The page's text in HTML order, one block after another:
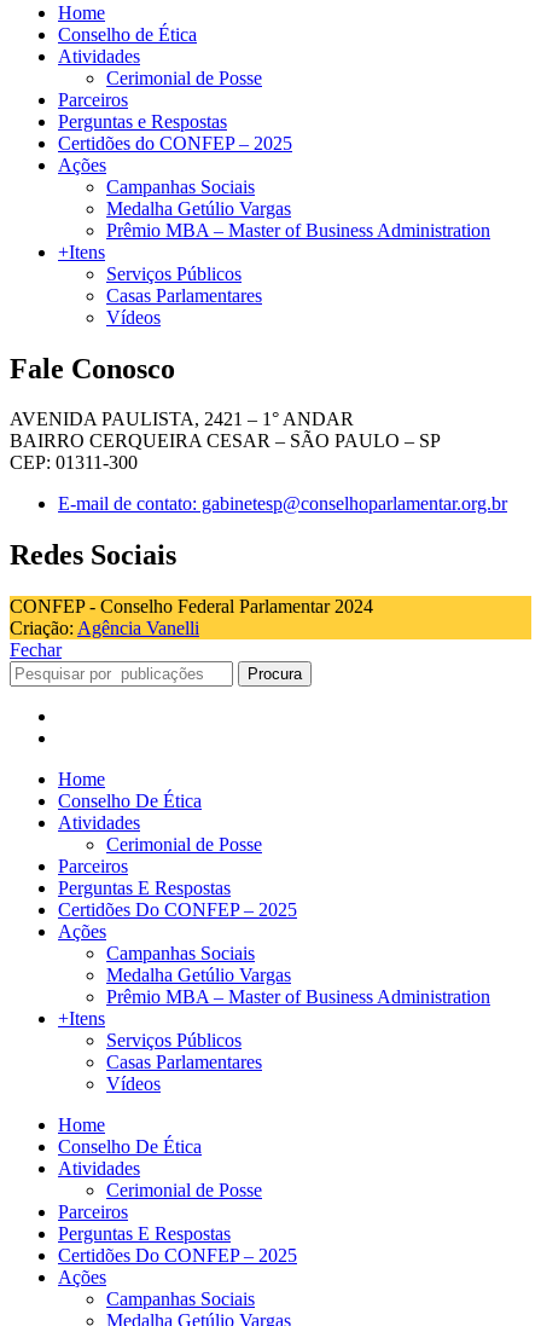
Home
Conselho de Ética
Atividades
Cerimonial de Posse
Parceiros
Perguntas e Respostas
Certidões do CONFEP – 2025
Ações
Campanhas Sociais
Medalha Getúlio Vargas
Prêmio MBA – Master of Business Administration
+Itens
Serviços Públicos
Casas Parlamentares
Vídeos
Fale Conosco
AVENIDA PAULISTA, 2421 – 1° ANDAR
BAIRRO CERQUEIRA CESAR – SÃO PAULO – SP
CEP: 01311-300
E-mail de contato: gabinetesp@conselhoparlamentar.org.br
Redes Sociais
CONFEP - Conselho Federal Parlamentar 2024
Criação: Agência Vanelli
Fechar
Procura
Home
Conselho De Ética
Atividades
Cerimonial de Posse
Parceiros
Perguntas E Respostas
Certidões Do CONFEP – 2025
Ações
Campanhas Sociais
Medalha Getúlio Vargas
Prêmio MBA – Master of Business Administration
+Itens
Serviços Públicos
Casas Parlamentares
Vídeos
Home
Conselho De Ética
Atividades
Cerimonial de Posse
Parceiros
Perguntas E Respostas
Certidões Do CONFEP – 2025
Ações
Campanhas Sociais
Medalha Getúlio Vargas